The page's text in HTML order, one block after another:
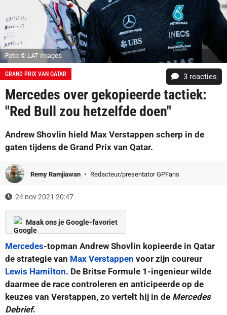
Foto: © LAT Images
GRAND PRIX VAN QATAR 3 reacties
Mercedes over gekopieerde tactiek:
"Red Bull zou hetzelfde doen"
Andrew Shovlin hield Max Verstappen scherp in de
gaten tijdens de Grand Prix van Qatar.
Remy Ramjiawan Redacteur/presentator GPFans
24 nov 2021 20:47
Maak ons je Google-favoriet
Mercedes-topman Andrew Shovlin kopieerde in Qatar
de strategie van Max Verstappen voor zijn coureur
Lewis Hamilton. De Britse Formule 1-ingenieur wilde
daarmee de race controleren en anticipeerde op de
keuzes van Verstappen, zo vertelt hij in de Mercedes
Debrief.